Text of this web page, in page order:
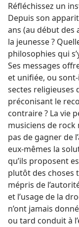
Réfléchissez un
Depuis son
ans (au début des
la jeunesse ?
philosophies qui
Ses messages
et unifiée, ou
sectes religieuses
préconisant le
contraire ? La vie
musiciens de rock
pas de gagner de
eux-​mêmes la
qu’ils proposent
plutôt des choses
mépris de
et l’usage de la
n’ont jamais
ou tard conduit à